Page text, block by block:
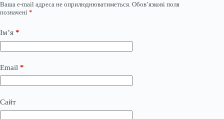
Ваша e-mail адреса не оприлюднюватиметься. Обов’язкові поля
позначені *
Ім’я *
Email *
Сайт